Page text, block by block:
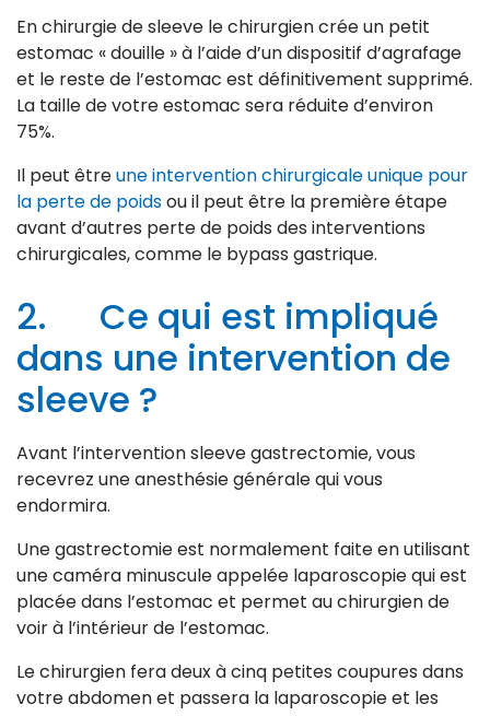
En chirurgie de sleeve le chirurgien crée un petit
estomac « douille » à l’aide d’un dispositif d’agrafage
et le reste de l’estomac est définitivement supprimé.
La taille de votre estomac sera réduite d’environ
75%.
Il peut êtreune intervention chirurgicale unique pour
la perte de poidsou il peut être la première étape
avant d’autres perte de poids des interventions
chirurgicales, comme le bypass gastrique.
2. Ce qui est impliqué
dans une intervention de
sleeve ?
Avant l’intervention sleeve gastrectomie, vous
recevrez une anesthésie générale qui vous
endormira.
Une gastrectomie est normalement faite en utilisant
une caméra minuscule appelée laparoscopie qui est
placée dans l’estomac et permet au chirurgien de
voir à l’intérieur de l’estomac.
Le chirurgien fera deux à cinq petites coupures dans
votre abdomen et passera la laparoscopie et les